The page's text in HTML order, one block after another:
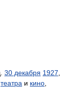
30 декабря 1927
театра и кино